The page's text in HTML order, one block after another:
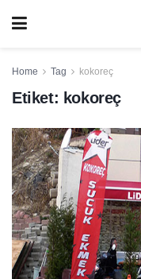
Home Tag kokoreç
Etiket: kokoreç